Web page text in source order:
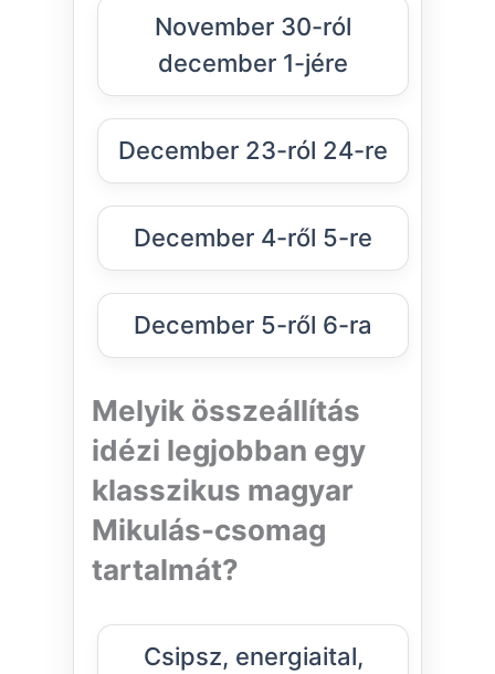
November 30-ról
december 1-jére
December 23-ról 24-re
December 4-ről 5-re
December 5-ről 6-ra
Melyik összeállítás
idézi legjobban egy
klasszikus magyar
Mikulás-csomag
tartalmát?
Csipsz, energiaital,